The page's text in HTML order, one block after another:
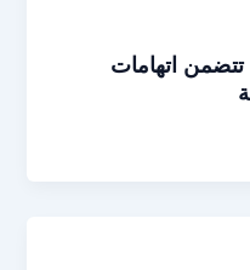
اتهامات